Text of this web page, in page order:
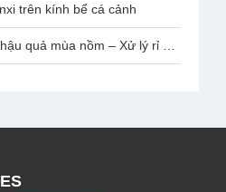
trên kính bể cá cảnh